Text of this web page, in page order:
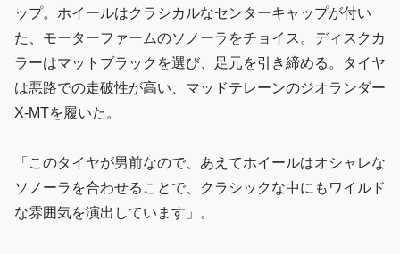
ップ。ホイールはクラシカルなセンターキャップが付い
た、モーターファームのソノーラをチョイス。ディスクカ
ラーはマットブラックを選び、足元を引き締める。タイヤ
は悪路での走破性が高い、マッドテレーンのジオランダー
X-MTを履いた。
「このタイヤが男前なので、あえてホイールはオシャレな
ソノーラを合わせることで、クラシックな中にもワイルド
な雰囲気を演出しています」。